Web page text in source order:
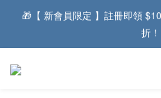
🎁【 新會員限定 】註冊即領
折！